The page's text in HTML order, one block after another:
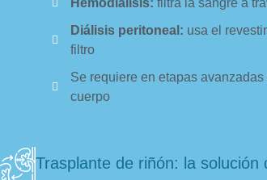
Diálisis peritoneal: usa el
filtro
Se requiere en etapas
cuerpo
Trasplante de riñón: la solución